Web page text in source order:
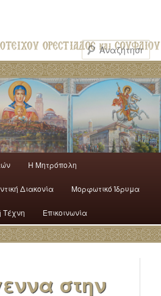
H Mητρόπολη
Διακονία Μορφωτικό Ίδρυμα
Τέχνη Επικοινωνία
στην